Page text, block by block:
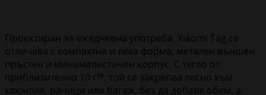
Проектиран за ежедневна употреба, Xiaomi Tag се
отличава с компактна и лека форма, метален външен
пръстен и минималистичен корпус. С тегло от
приблизително 10 г¹⁰, той се закрепва лесно към
ключове, раници или багаж, без да добавя обем, а